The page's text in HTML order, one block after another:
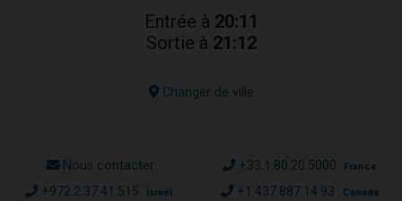
Entrée à 20:11
Sortie à 21:12
Changer de ville
Nous contacter +33.1.80.20.5000 France
+972.2.37.41.515 Israël +1.437.887.14.93 Canada